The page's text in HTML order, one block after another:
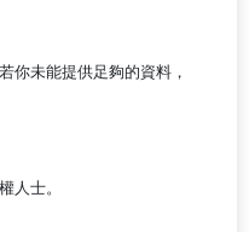
你未能提供足夠的資料，
人士。